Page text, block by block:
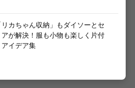
かけます。
ろん、そのうち戻す必要がありま
リカちゃん収納」もダイソーとセ
アが解決！服も小物も楽しく片付
アイデア集